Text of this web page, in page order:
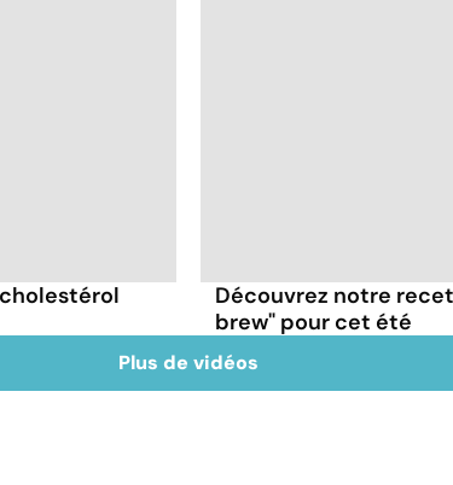
Découvrez notre
brew" pour cet été
Plus de vidéos